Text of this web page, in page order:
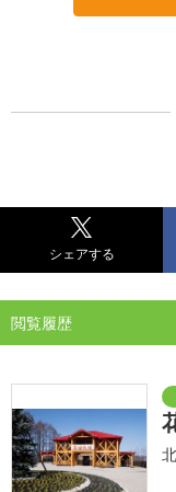
シェアする
閲覧履歴